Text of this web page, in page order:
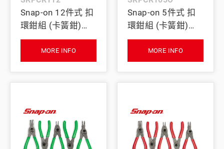
Snap-on 12件式 扣
環鉗組 (卡簧鉗)
(紅)
MORE INFO
Snap-on 5件式 扣
環鉗組 (卡簧鉗)
(橘)
MORE INFO